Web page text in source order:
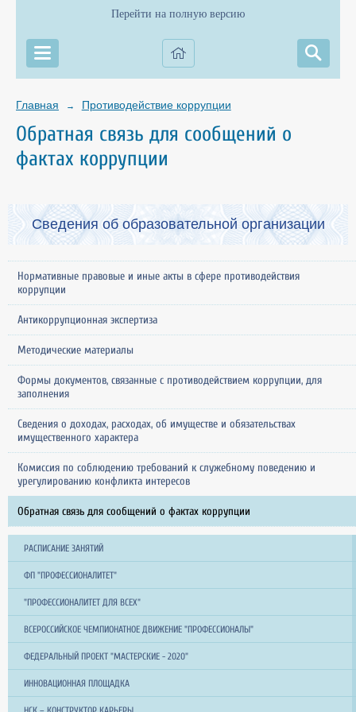
Перейти на полную версию
Главная → Противодействие коррупции
Обратная связь для сообщений о
фактах коррупции
Сведения об образовательной организации
Нормативные правовые и иные акты в сфере противодействия
коррупции
Антикоррупционная экспертиза
Методические материалы
Формы документов, связанные с противодействием коррупции, для
заполнения
Сведения о доходах, расходах, об имуществе и обязательствах
имущественного характера
Комиссия по соблюдению требований к служебному поведению и
урегулированию конфликта интересов
Обратная связь для сообщений о фактах коррупции
РАСПИСАНИЕ ЗАНЯТИЙ
ФП "ПРОФЕССИОНАЛИТЕТ"
"ПРОФЕССИОНАЛИТЕТ ДЛЯ ВСЕХ"
ВСЕРОССИЙСКОЕ ЧЕМПИОНАТНОЕ ДВИЖЕНИЕ "ПРОФЕССИОНАЛЫ"
ФЕДЕРАЛЬНЫЙ ПРОЕКТ "МАСТЕРСКИЕ - 2020"
ИННОВАЦИОННАЯ ПЛОЩАДКА